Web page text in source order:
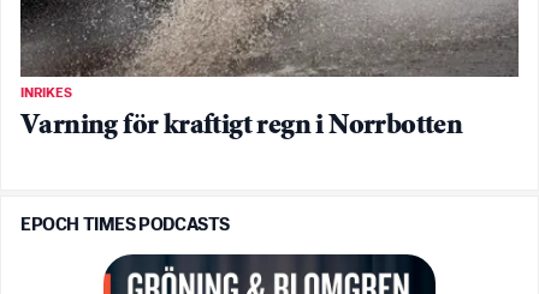
INRIKES
Varning för kraftigt regn i Norrbotten
EPOCH TIMES PODCASTS